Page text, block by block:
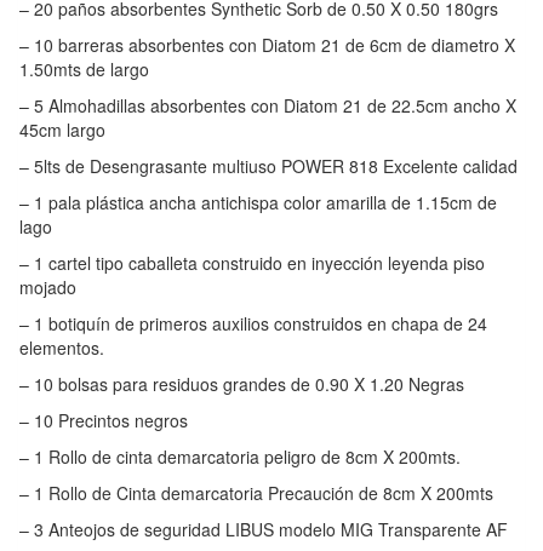
– 20 paños absorbentes Synthetic Sorb de 0.50 X 0.50 180grs
– 10 barreras absorbentes con Diatom 21 de 6cm de diametro X
1.50mts de largo
– 5 Almohadillas absorbentes con Diatom 21 de 22.5cm ancho X
45cm largo
– 5lts de Desengrasante multiuso POWER 818 Excelente calidad
– 1 pala plástica ancha antichispa color amarilla de 1.15cm de
lago
– 1 cartel tipo caballeta construido en inyección leyenda piso
mojado
– 1 botiquín de primeros auxilios construidos en chapa de 24
elementos.
– 10 bolsas para residuos grandes de 0.90 X 1.20 Negras
– 10 Precintos negros
– 1 Rollo de cinta demarcatoria peligro de 8cm X 200mts.
– 1 Rollo de Cinta demarcatoria Precaución de 8cm X 200mts
– 3 Anteojos de seguridad LIBUS modelo MIG Transparente AF